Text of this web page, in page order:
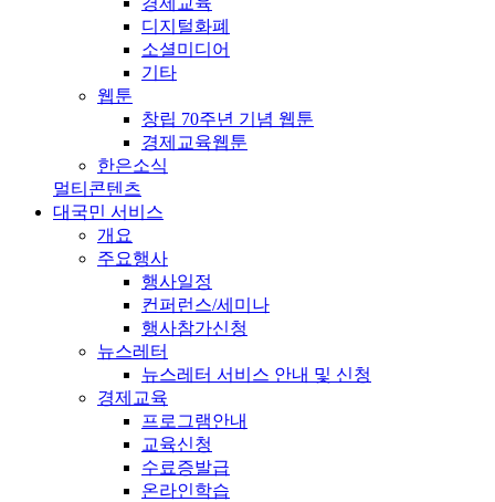
디지털화폐
소셜미디어
기타
웹툰
창립 70주년 기념 웹툰
경제교육웹툰
한은소식
멀티콘텐츠
대국민 서비스
개요
주요행사
행사일정
컨퍼런스/세미나
행사참가신청
뉴스레터
뉴스레터 서비스 안내 및 신청
경제교육
프로그램안내
교육신청
수료증발급
온라인학습